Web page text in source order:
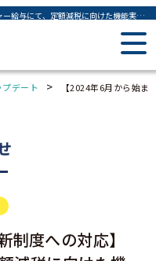
【2024年6月から始まる新制度への対応】ジンジャー給与にて、定額減税に向けた機能実装を決定 - ジンジャー（jinjer）｜統合型人事システム
デート > 【2024年6月から始
制度への対応】